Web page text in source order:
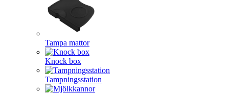
Tampa mattor
Knock box
Tampningsstation